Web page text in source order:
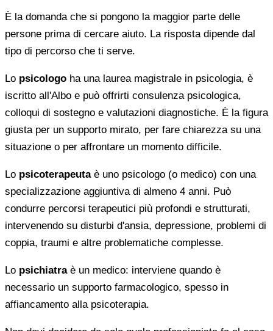
È la domanda che si pongono la maggior parte delle
persone prima di cercare aiuto. La risposta dipende dal
tipo di percorso che ti serve.
Lo psicologo ha una laurea magistrale in psicologia, è
iscritto all'Albo e può offrirti consulenza psicologica,
colloqui di sostegno e valutazioni diagnostiche. È la figura
giusta per un supporto mirato, per fare chiarezza su una
situazione o per affrontare un momento difficile.
Lo psicoterapeutaè uno psicologo (o medico) con una
specializzazione aggiuntiva di almeno 4 anni. Può
condurre percorsi terapeutici più profondi e strutturati,
intervenendo su disturbi d'ansia, depressione, problemi di
coppia, traumi e altre problematiche complesse.
Lo psichiatraè un medico: interviene quando è
necessario un supporto farmacologico, spesso in
affiancamento alla psicoterapia.